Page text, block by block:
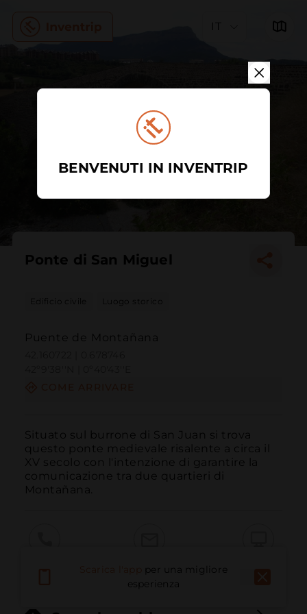
IT
Ponte di San Miguel
Edificio civile Luogo storico
Puente de Montañana
Situato sul burrone di San Juan si trova
questo ponte medievale risalente a circa il
XV secolo con l'intenzione di garantire la
comunicazione tra due quartieri di
Montañana.
E-mail
per una migliore
esperienza
BENVENUTI IN INVENTRIP